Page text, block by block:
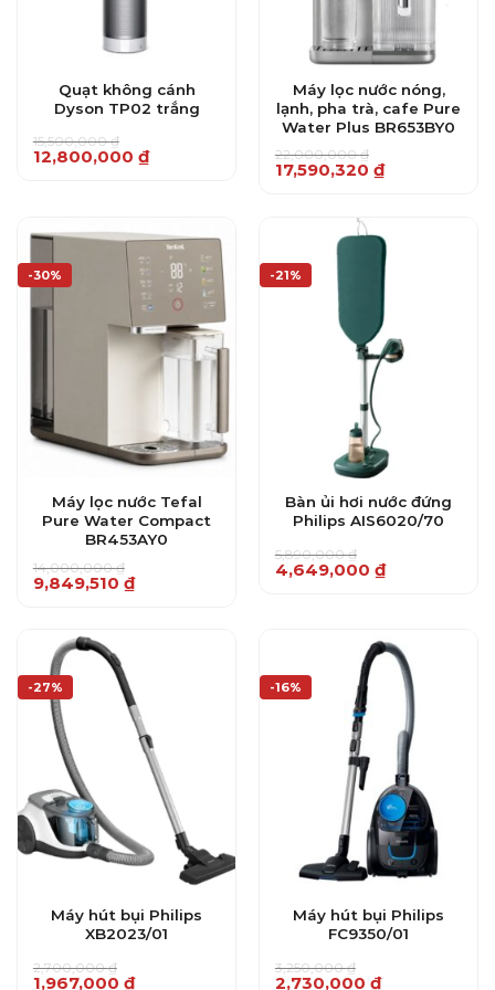
Quạt không cánh
Dyson TP02 trắng
15,500,000₫
Giá
gốc
12,800,000 ₫
Giá
hiện
Máy lọc nước nóng,
lạnh, pha trà, cafe Pure
Water Plus BR653BY0
22,000,000₫
Giá
gốc
17,590,320 ₫
Giá
hiện
17,590,320 ₫.
-30%
Máy lọc nước Tefal
Pure Water Compact
BR453AY0
14,000,000₫
Giá
gốc
9,849,510 ₫
Giá
hiện
9,849,510 ₫.
-21%
Bàn ủi hơi nước đứng
Philips AIS6020/70
5,890,000₫
Giá
gốc
4,649,000 ₫
Giá
hiện
-27%
Máy hút bụi Philips
XB2023/01
2,700,000₫
Giá
1,967,000 ₫
Giá
-16%
Máy hút bụi Philips
FC9350/01
3,250,000₫
Giá
2,730,000 ₫
Giá